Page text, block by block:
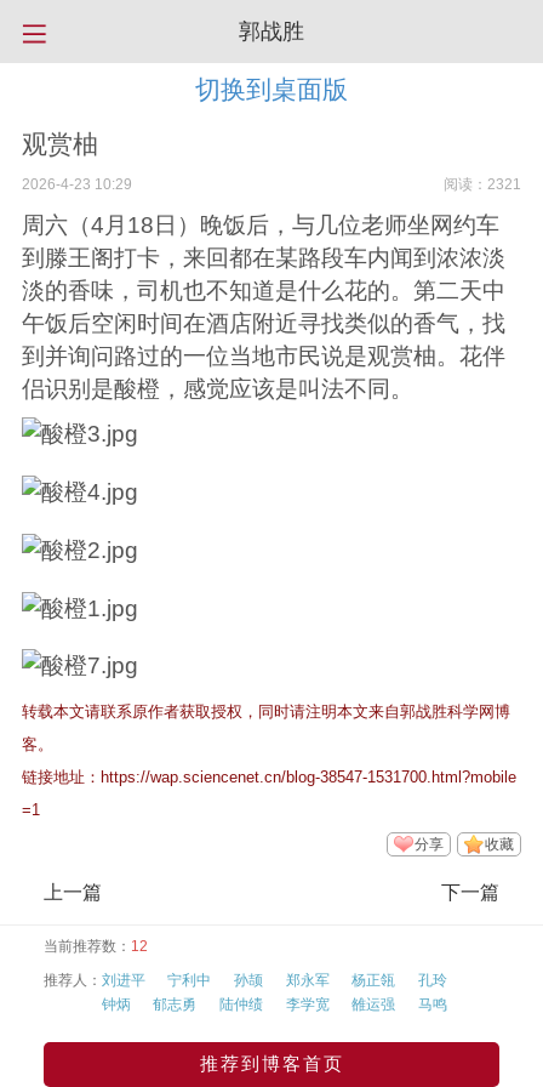
郭战胜
切换到桌面版
观赏柚
2026-4-23 10:29 阅读：2321
周六（4月18日）晚饭后，与几位老师坐网约车
到滕王阁打卡，来回都在某路段车内闻到浓浓淡
淡的香味，司机也不知道是什么花的。第二天中
午饭后空闲时间在酒店附近寻找类似的香气，找
到并询问路过的一位当地市民说是观赏柚。花伴
侣识别是酸橙，感觉应该是叫法不同。
转载本文请联系原作者获取授权，同时请注明本文来自郭战胜科学网博
客。
链接地址： https://wap.sciencenet.cn/blog-38547-1531700.html?mobile
=1
收藏
分享
上一篇 下一篇
当前推荐数： 12
推荐人： 刘进平 宁利中 孙颉 郑永军 杨正瓴
孔玲
钟炳
郁志勇 陆仲绩 李学宽 雒运强 马鸣
推荐到博客首页